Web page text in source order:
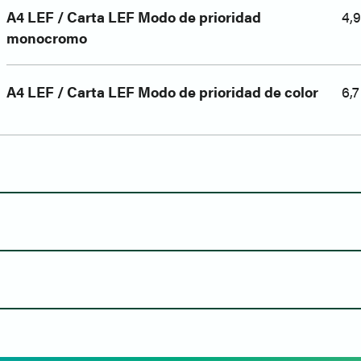
A4 LEF / Carta LEF Modo de prioridad
monocromo
A4 LEF / Carta LEF Modo de prioridad de color